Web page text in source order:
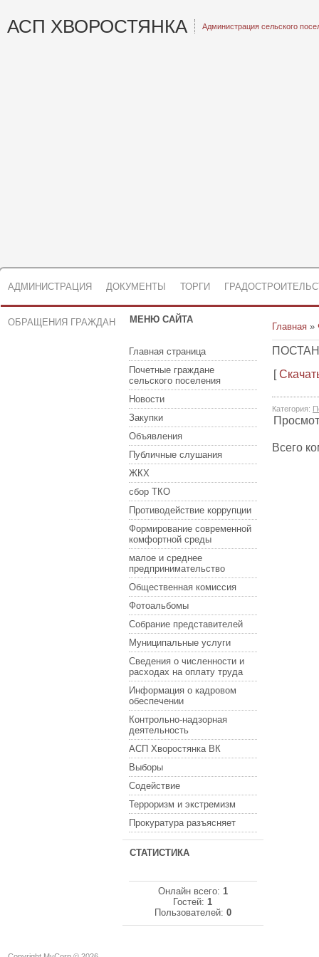
АСП ХВОРОСТЯНКА Администрация сельского
АДМИНИСТРАЦИЯ ДОКУМЕНТЫ ТОРГИ
ОБРАЩЕНИЯ ГРАЖДАН МЕНЮ САЙТА
Главная страница
Почетные граждане
сельского поселения
Новости
Закупки
Объявления
Публичные слушания
ЖКХ
сбор ТКО
Противодействие коррупции
Формирование современной
комфортной среды
малое и среднее
предпринимательство
Общественная комиссия
Фотоальбомы
Собрание представителей
Муниципальные услуги
Сведения о численности и
расходах на оплату труда
Информация о кадровом
обеспечении
Контрольно-надзорная
деятельность
АСП Хворостянка ВК
Выборы
Содействие
Терроризм и экстремизм
Прокуратура разъясняет
СТАТИСТИКА
Онлайн всего: 1
Гостей:1
Пользователей: 0
Главная »
[
Категория:
Всего